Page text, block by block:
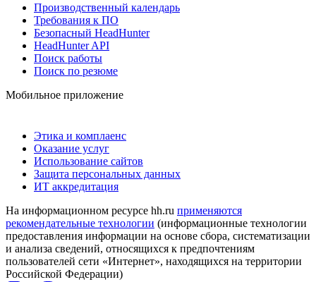
Производственный календарь
Требования к ПО
Безопасный HeadHunter
HeadHunter API
Поиск работы
Поиск по резюме
Мобильное приложение
Этика и комплаенс
Оказание услуг
Использование сайтов
Защита персональных данных
ИТ аккредитация
На информационном ресурсе hh.ru применяются
рекомендательные технологии (информационные технологии
предоставления информации на основе сбора, систематизации
и анализа сведений, относящихся к предпочтениям
пользователей сети «Интернет», находящихся на территории
Российской Федерации)